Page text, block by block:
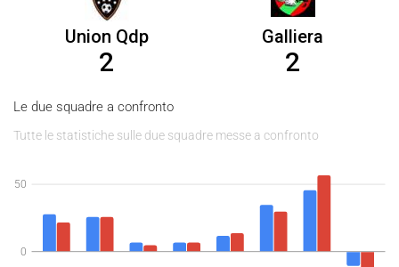
Union Qdp Galliera
2 2
Le due squadre a confronto
Tutte le statistiche sulle due squadre messe a confronto
0
50